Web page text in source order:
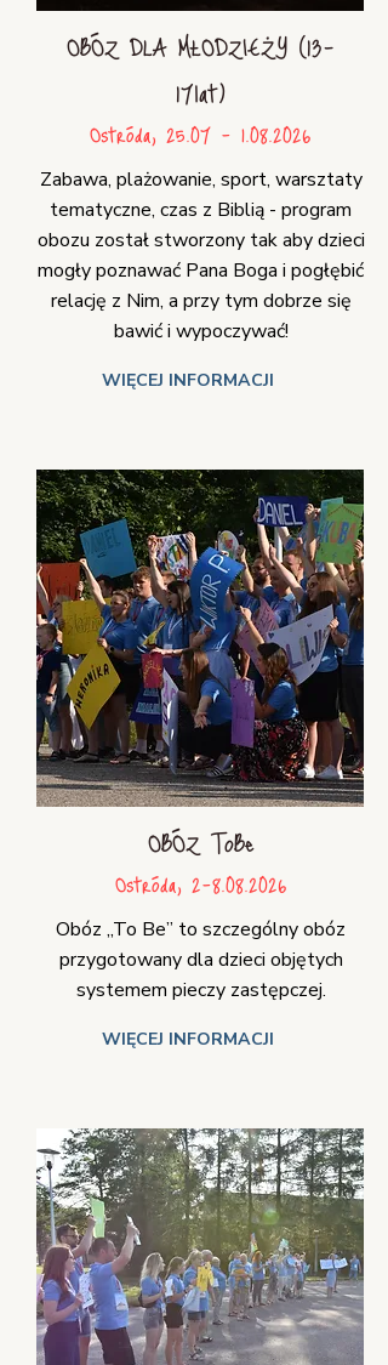
OBÓZ DLA MŁODZIEŻY (13-
17lat)
Ostróda, 25.07 - 1.08.2026
Zabawa, plażowanie, sport, warsztaty
tematyczne, czas z Biblią - program
obozu został stworzony tak aby dzieci
mogły poznawać Pana Boga i pogłębić
relację z Nim, a przy tym dobrze się
bawić i wypoczywać!
WIĘCEJ INFORMACJI
OBÓZ ToBe
Ostróda, 2-8.08.2026
Obóz „To Be” to szczególny obóz
przygotowany dla dzieci objętych
systemem pieczy zastępczej.
WIĘCEJ INFORMACJI